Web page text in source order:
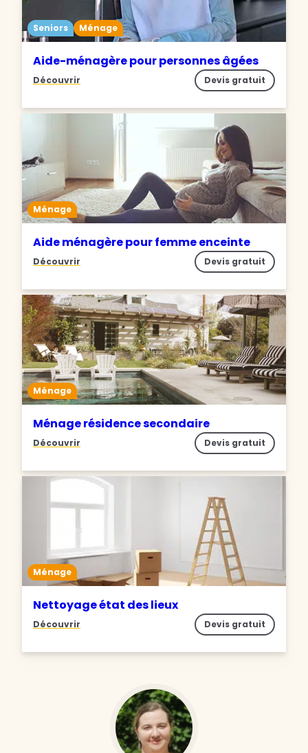
Seniors Ménage
Aide-ménagère pour personnes âgées
Découvrir Devis gratuit
Ménage
Aide ménagère pour femme enceinte
Découvrir Devis gratuit
Ménage
Ménage résidence secondaire
Découvrir Devis gratuit
Ménage
Nettoyage état des lieux
Découvrir Devis gratuit